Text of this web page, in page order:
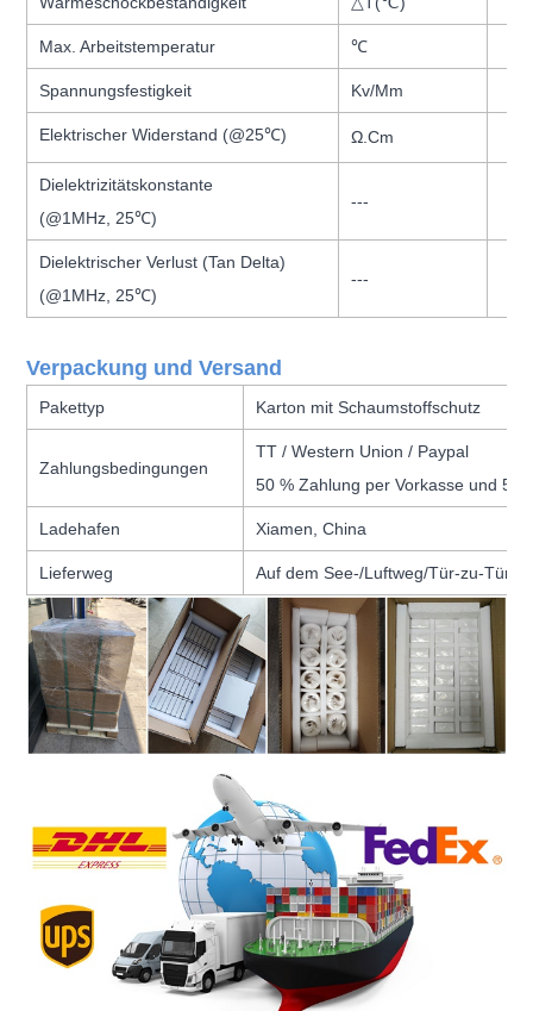
Max. Arbeitstemperatur ℃
Spannungsfestigkeit Kv/Mm
Elektrischer Widerstand (@25℃) Ω.Cm
Dielektrizitätskonstante
(@1MHz, 25℃)
---
Dielektrischer Verlust (Tan Delta)
(@1MHz, 25℃)
---
Verpackung und Versand
Pakettyp Karton mit Schaumstoffschutz
Zahlungsbedingungen
TT / Western Union / Paypal
50 % Zahlung per Vorkasse und 50
Ladehafen Xiamen, China
Lieferweg Auf dem See-/Luftweg/Tür-zu-Tür-